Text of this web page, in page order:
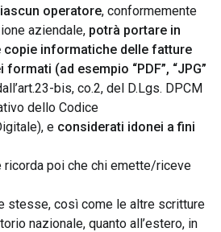
operatore, conformemente
aziendale, potrà portare in
copie informatiche delle fatture
(ad esempio “PDF”, “JPG”
bis, co.2, del D.Lgs. DPCM
dello Codice
e considerati idonei a fini
ricorda poi che chi emette/riceve
stesse, così come le altre scritture
nazionale, quanto all’estero, in